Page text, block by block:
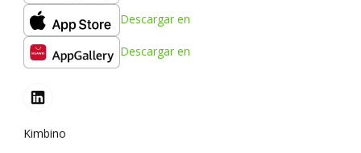
Descargar en
Descargar en
Kimbino